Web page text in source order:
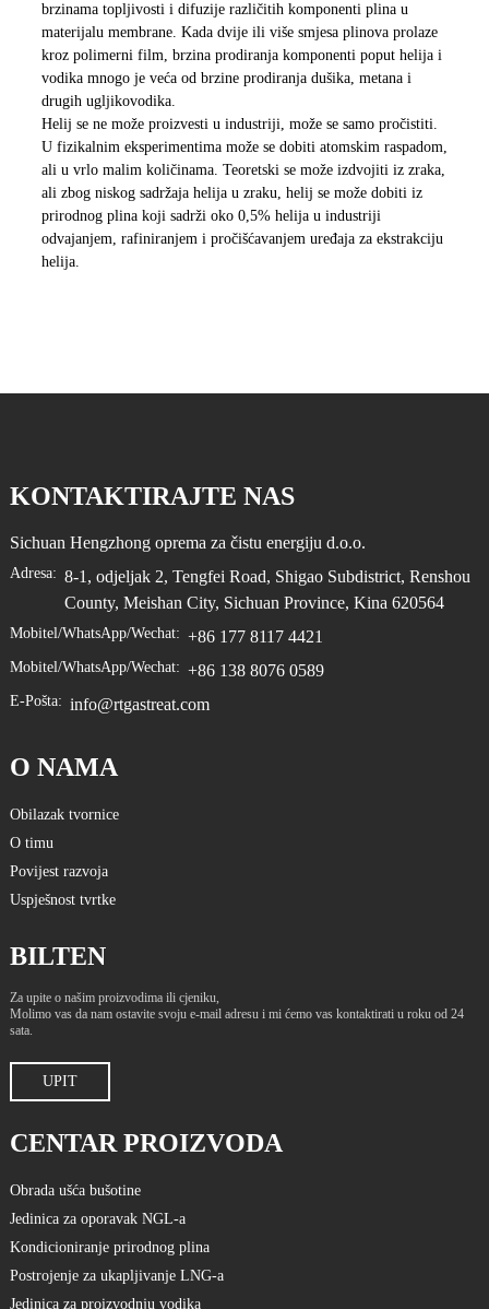
brzinama topljivosti i difuzije različitih komponenti plina u
materijalu membrane. Kada dvije ili više smjesa plinova prolaze
kroz polimerni film, brzina prodiranja komponenti poput helija i
vodika mnogo je veća od brzine prodiranja dušika, metana i
drugih ugljikovodika.
Helij se ne može proizvesti u industriji, može se samo pročistiti.
U fizikalnim eksperimentima može se dobiti atomskim raspadom,
ali u vrlo malim količinama. Teoretski se može izdvojiti iz zraka,
ali zbog niskog sadržaja helija u zraku, helij se može dobiti iz
prirodnog plina koji sadrži oko 0,5% helija u industriji
odvajanjem, rafiniranjem i pročišćavanjem uređaja za ekstrakciju
helija.
KONTAKTIRAJTE NAS
Sichuan Hengzhong oprema za čistu energiju d.o.o.
Adresa: 8-1, odjeljak 2, Tengfei Road, Shigao Subdistrict, Renshou
County, Meishan City, Sichuan Province, Kina 620564
Mobitel/WhatsApp/Wechat: +86 177 8117 4421
Mobitel/WhatsApp/Wechat: +86 138 8076 0589
E-Pošta: info@rtgastreat.com
O NAMA
Obilazak tvornice
O timu
Povijest razvoja
Uspješnost tvrtke
BILTEN
Za upite o našim proizvodima ili cjeniku,
Molimo vas da nam ostavite svoju e-mail adresu i mi ćemo vas kontaktirati u roku od 24
sata.
UPIT
CENTAR PROIZVODA
Obrada ušća bušotine
Jedinica za oporavak NGL-a
Kondicioniranje prirodnog plina
Postrojenje za ukapljivanje LNG-a
Jedinica za proizvodnju vodika